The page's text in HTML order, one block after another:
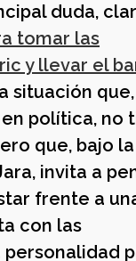
duda,
tomar las
y llevar el
situación que,
política, no
que, bajo la
invita a
frente a
con las